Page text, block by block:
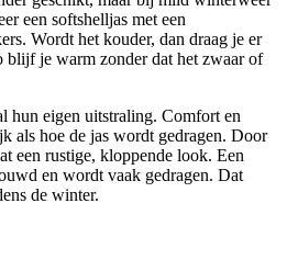
een softshelljas met een
Wordt het kouder, dan draag je er
blijf je warm zonder dat het zwaar of
hun eigen uitstraling. Comfort en
als hoe de jas wordt gedragen. Door
een rustige, kloppende look. Een
en wordt vaak gedragen. Dat
de winter.